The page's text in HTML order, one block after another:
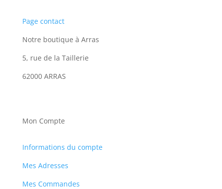
Page contact
Notre boutique à Arras
5, rue de la Taillerie
62000 ARRAS
Mon Compte
Informations du compte
Mes Adresses
Mes Commandes